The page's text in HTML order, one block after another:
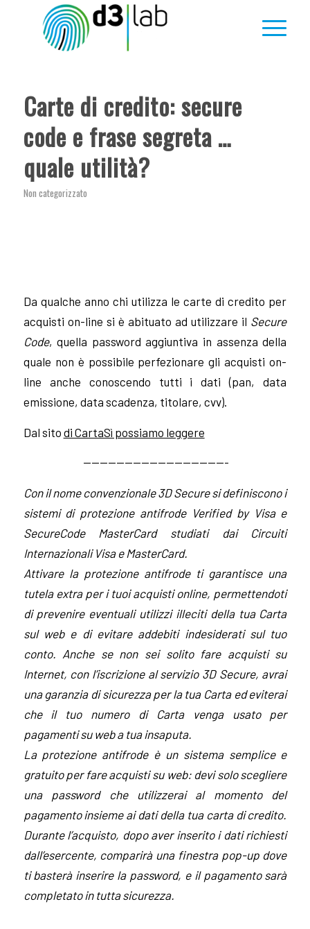
Carte di credito: secure
code e frase segreta …
quale utilità?
Non categorizzato
Da qualche anno chi utilizza le carte di credito per
acquisti on-line si è abituato ad utilizzare il Secure
Code, quella password aggiuntiva in assenza della
quale non è possibile perfezionare gli acquisti on-
line anche conoscendo tutti i dati (pan, data
emissione, data scadenza, titolare, cvv).
Dal sito di CartaSì possiamo leggere
—————————————————-
Con il nome convenzionale 3D Secure si definiscono i
sistemi di protezione antifrode Verified by Visa e
SecureCode MasterCard studiati dai Circuiti
Internazionali Visa e MasterCard.
Attivare la protezione antifrode ti garantisce una
tutela extra per i tuoi acquisti online, permettendoti
di prevenire eventuali utilizzi illeciti della tua Carta
sul web e di evitare addebiti indesiderati sul tuo
conto. Anche se non sei solito fare acquisti su
Internet, con l’iscrizione al servizio 3D Secure, avrai
una garanzia di sicurezza per la tua Carta ed eviterai
che il tuo numero di Carta venga usato per
pagamenti su web a tua insaputa.
La protezione antifrode è un sistema semplice e
gratuito per fare acquisti su web: devi solo scegliere
una password che utilizzerai al momento del
pagamento insieme ai dati della tua carta di credito.
Durante l’acquisto, dopo aver inserito i dati richiesti
dall’esercente, comparirà una finestra pop-up dove
ti basterà inserire la password, e il pagamento sarà
completato in tutta sicurezza.